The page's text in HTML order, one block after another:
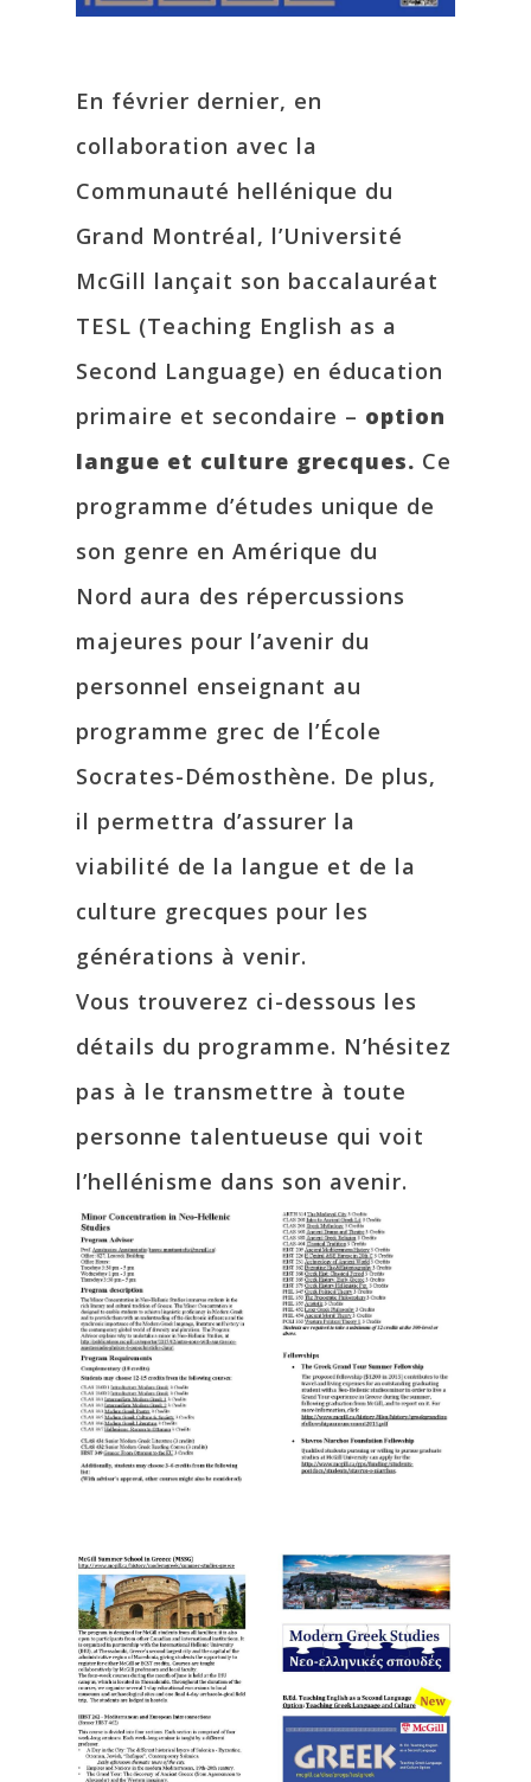
En février dernier, en
collaboration avec la
Communauté hellénique du
Grand Montréal, l’Université
McGill lançait son baccalauréat
TESL (Teaching English as a
Second Language) en éducation
primaire et secondaire – option
langue et culture grecques. Ce
programme d’études unique de
son genre en Amérique du
Nord aura des répercussions
majeures pour l’avenir du
personnel enseignant au
programme grec de l’École
Socrates-Démosthène. De plus,
il permettra d’assurer la
viabilité de la langue et de la
culture grecques pour les
générations à venir.
Vous trouverez ci-dessous les
détails du programme. N’hésitez
pas à le transmettre à toute
personne talentueuse qui voit
l’hellénisme dans son avenir.